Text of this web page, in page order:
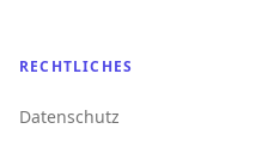
RECHTLICHES
Datenschutz